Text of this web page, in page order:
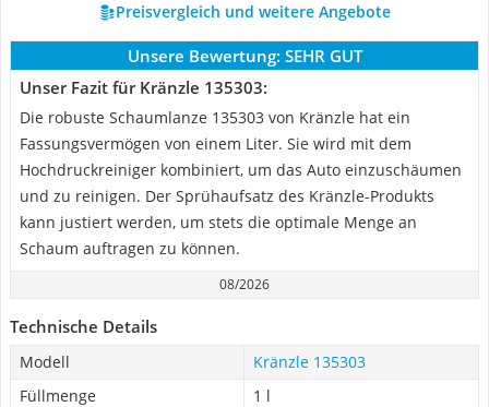
Preisvergleich und weitere Angebote
Unsere Bewertung: SEHR GUT
Unser Fazit für Kränzle 135303:
Die robuste Schaumlanze 135303 von Kränzle hat ein
Fassungsvermögen von einem Liter. Sie wird mit dem
Hochdruckreiniger kombiniert, um das Auto einzuschäumen
und zu reinigen. Der Sprühaufsatz des Kränzle-Produkts
kann justiert werden, um stets die optimale Menge an
Schaum auftragen zu können.
08/2026
Technische Details
Modell
Kränzle 135303
Füllmenge
1 l